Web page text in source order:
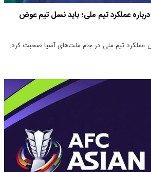
عملکرد تیم ملی؛ باید نسل تیم عوض
تیم ملی در جام ملت‌های آسیا صحبت کرد.